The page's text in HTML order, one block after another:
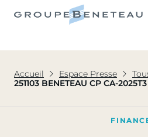
Accueil Espace Presse
251103 BENETEAU CP CA-2025T3